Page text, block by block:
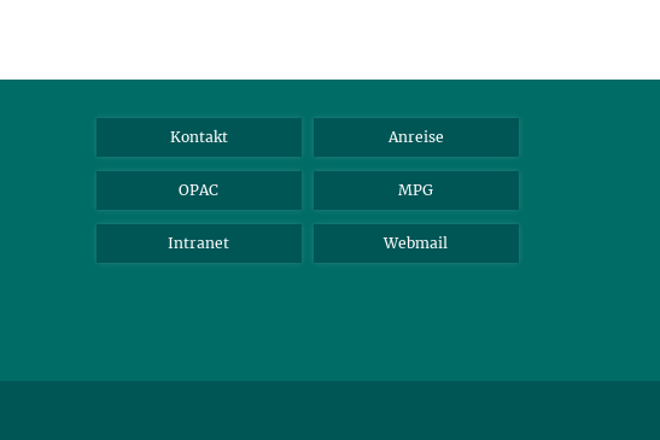
Kontakt Anreise
OPAC MPG
Intranet Webmail